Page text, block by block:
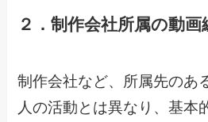
２．制作会社所属の動画
制作会社など、所属先のあ
人の活動とは異なり、基本